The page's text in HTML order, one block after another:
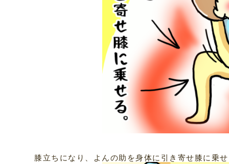
膝立ちになり、よんの助を身体に引き寄せ膝に乗